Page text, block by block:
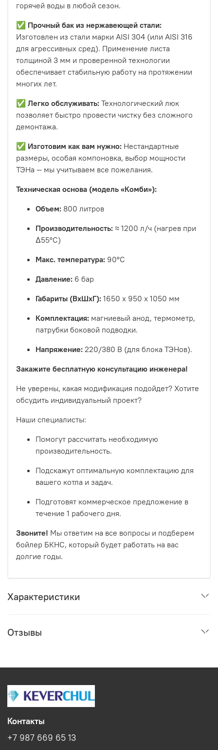
горячей воды в любой сезон.
✅ Прочный бак из нержавеющей стали:
Изготовлен из стали марки AISI 304 (или AISI 316
для агрессивных сред). Применение листа
толщиной 3 мм и проверенной технологии
обеспечивает стабильную работу на протяжении
многих лет.
✅ Легко обслуживать: Технологический люк
позволяет быстро провести чистку без сложного
демонтажа.
✅ Изготовим как вам нужно: Нестандартные
размеры, особая компоновка, выбор мощности
ТЭНа — мы учитываем все пожелания.
Техническая основа (модель «Комби»):
Объем: 800 литров
Производительность: ≈ 1200 л/ч (нагрев при
Δ55°C)
Макс. температура: 90°C
Давление: 6 бар
Габариты (ВхШхГ): 1650 x 950 x 1050 мм
Комплектация: магниевый анод, термометр,
патрубки боковой подводки.
Напряжение: 220/380 В (для блока ТЭНов).
Закажите бесплатную консультацию инженера!
Не уверены, какая модификация подойдет? Хотите
обсудить индивидуальный проект?
Наши специалисты:
Помогут рассчитать необходимую
производительность.
Подскажут оптимальную комплектацию для
вашего котла и задач.
Подготовят коммерческое предложение в
течение 1 рабочего дня.
Звоните! Мы ответим на все вопросы и подберем
бойлер БКНС, который будет работать на вас
долгие годы.
Характеристики
Отзывы
Контакты
+7 987 669 65 13